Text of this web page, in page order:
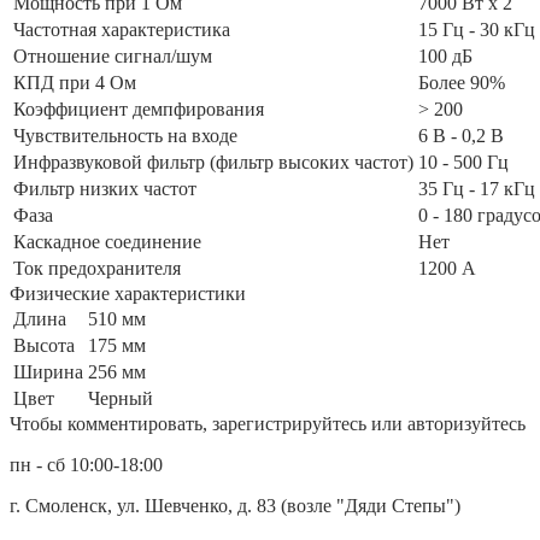
Частотная характеристика
15 Гц - 30 кГц
Отношение сигнал/шум
100 дБ
КПД при 4 Ом
Более 90%
Коэффициент демпфирования
> 200
Чувствительность на входе
6 В - 0,2 В
Инфразвуковой фильтр (фильтр высоких частот) 10 - 500 Гц
Фильтр низких частот
35 Гц - 17 кГц
Фаза
0 - 180
Каскадное соединение
Нет
Ток предохранителя
1200 А
Физические характеристики
Длина
510 мм
Высота
175 мм
Ширина 256 мм
Цвет
Черный
Чтобы комментировать, зарегистрируйтесь или авторизуйтесь
пн - сб 10:00-18:00
г. Смоленск, ул. Шевченко, д. 83 (возле "Дяди Степы")